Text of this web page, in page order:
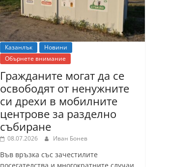
Казанлък
Новини
Обърнете внимание
Гражданите могат да се
освободят от ненужните
си дрехи в мобилните
центрове за разделно
събиране
08.07.2026 Иван Бонев
Във връзка със зачестилите